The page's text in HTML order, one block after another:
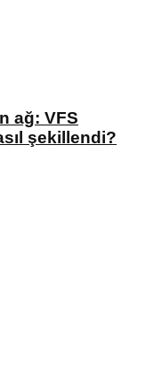
ağ: VFS
şekillendi?